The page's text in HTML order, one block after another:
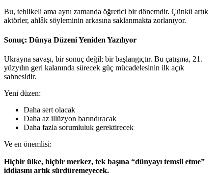
Bu, tehlikeli ama aynı zamanda öğretici bir dönemdir. Çünkü artık
aktörler, ahlâk söyleminin arkasına saklanmakta zorlanıyor.
Sonuç: Dünya Düzeni Yeniden Yazılıyor
Ukrayna savaşı, bir sonuç değil; bir başlangıçtır. Bu çatışma, 21.
yüzyılın geri kalanında sürecek güç mücadelesinin ilk açık
sahnesidir.
Yeni düzen:
Daha sert olacak
Daha az illüzyon barındıracak
Daha fazla sorumluluk gerektirecek
Ve en önemlisi:
Hiçbir ülke, hiçbir merkez, tek başına “dünyayı temsil etme”
iddiasını artık sürdüremeyecek.